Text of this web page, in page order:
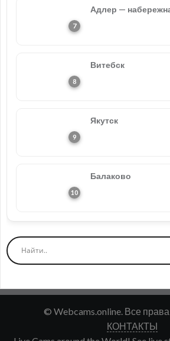
Адлер —
Витебск
Якутск
Балаково
© Webcams.online. Все
КОНТАКТЫ